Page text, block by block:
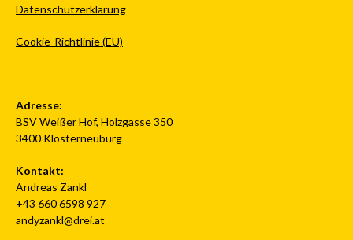
Datenschutzerklärung
Cookie-Richtlinie (EU)
Adresse:
BSV Weißer Hof, Holzgasse 350
3400 Klosterneuburg
Kontakt:
Andreas Zankl
+43 660 6598 927
andyzankl@drei.at